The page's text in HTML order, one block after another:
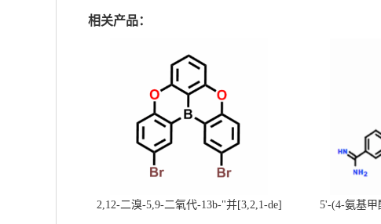
相关产品：
2,12-二溴-5,9-二氧代-13b-"并[3,2,1-de]
5'-(4-氨基